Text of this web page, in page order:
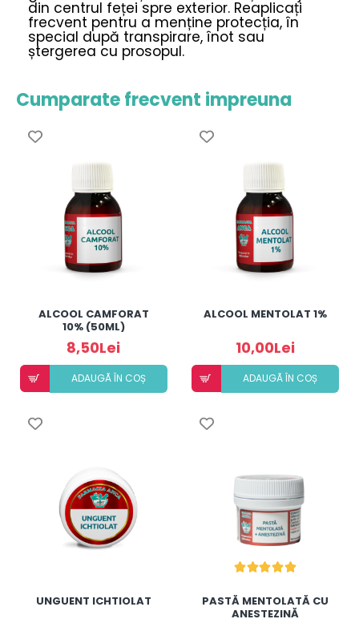
din centrul feței spre exterior. Reaplicați
frecvent pentru a menține protecția, în
special după transpirare, înot sau
ștergerea cu prosopul.
Cumparate frecvent impreuna
ALCOOL CAMFORAT
10% (50ML)
8,50Lei
ADAUGÃ ÎN COȘ
ALCOOL MENTOLAT 1%
10,00Lei
ADAUGÃ ÎN COȘ
UNGUENT ICHTIOLAT
PASTĂ MENTOLATĂ CU
ANESTEZINĂ